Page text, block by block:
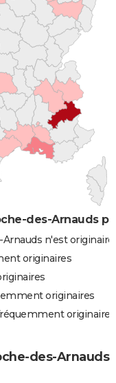
des-Arnauds
n'est
originaires
originaires
originaires
des-Arnauds